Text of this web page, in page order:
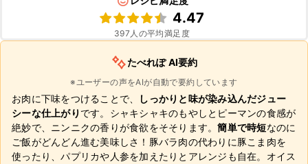
4.47
397 人の平均満足度
たべれぽ AI要約
※ユーザーの声をAIが自動で要約しています
お肉に下味をつけることで、
しっかりと味が染み込んだジュー
シーな仕上がり です。シャキシャキのもやしとピーマンの食感が
絶妙で、ニンニクの香りが食欲をそそります。簡単で時短なのに
ご飯がどんどん進む美味しさ！豚バラ肉の代わりに豚こま肉を
使ったり、パプリカや人参を加えたりとアレンジも自在。オイス